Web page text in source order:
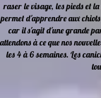
raser le visage, les pieds et la
permet d'apprendre aux
car il s'agit d'une grande
attendons à ce que nos
les 4 à 6 semaines. Les